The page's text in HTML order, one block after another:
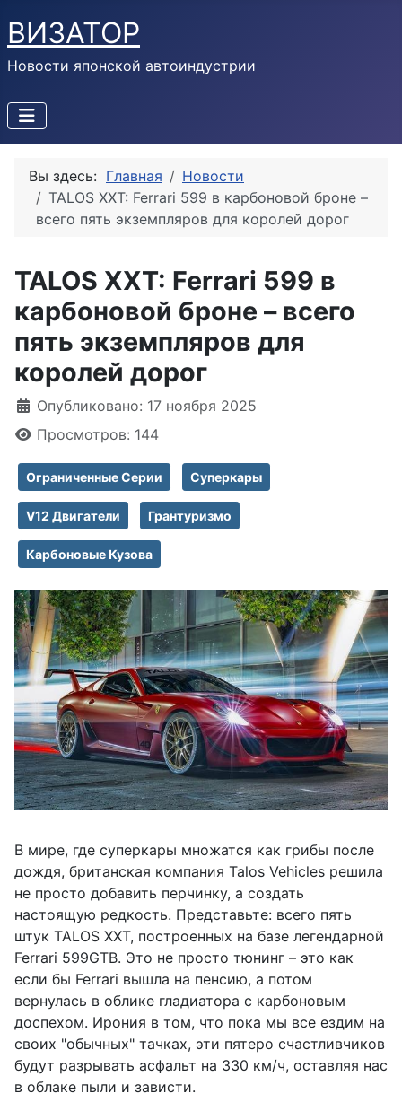
ВИЗАТОР
Новости японской автоиндустрии
Вы здесь: Главная
Новости
TALOS XXT: Ferrari 599 в карбоновой броне –
всего пять экземпляров для королей дорог
TALOS XXT: Ferrari 599 в
карбоновой броне – всего
пять экземпляров для
королей дорог
Информация о материале
Опубликовано: 17 ноября 2025
Просмотров: 144
Ограниченные Серии Суперкары
V12 Двигатели Грантуризмо
Карбоновые Кузова
В мире, где суперкары множатся как грибы после
дождя, британская компания Talos Vehicles решила
не просто добавить перчинку, а создать
настоящую редкость. Представьте: всего пять
штук TALOS XXT, построенных на базе легендарной
Ferrari 599GTB. Это не просто тюнинг – это как
если бы Ferrari вышла на пенсию, а потом
вернулась в облике гладиатора с карбоновым
доспехом. Ирония в том, что пока мы все ездим на
своих "обычных" тачках, эти пятеро счастливчиков
будут разрывать асфальт на 330 км/ч, оставляя нас
в облаке пыли и зависти.